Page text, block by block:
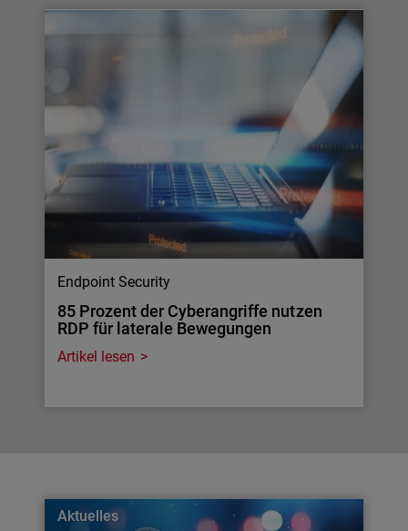
Endpoint Security
85 Prozent der Cyberangriffe nutzen
RDP für laterale Bewegungen
Artikel lesen
Aktuelles